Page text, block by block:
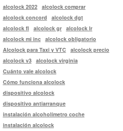
alcolock 2022
alcolock comprar
alcolock concord
alcolock dgt
alcolock fl
alcolock gr
alcolock lr
alcolock mi inc
alcolock obligatorio
Alcolock para Taxi y VTC
alcolock precio
alcolock v3
alcolock virginia
Cuánto vale alcolock
Cómo funciona alcolock
dispositivo alcolock
dispositivo antiarranque
instalación alcoholímetro coche
instalación alcolock